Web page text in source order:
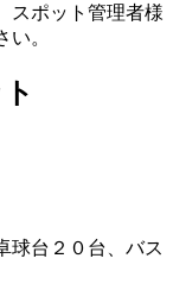
スポット管理者様
。
球台２０台、バス